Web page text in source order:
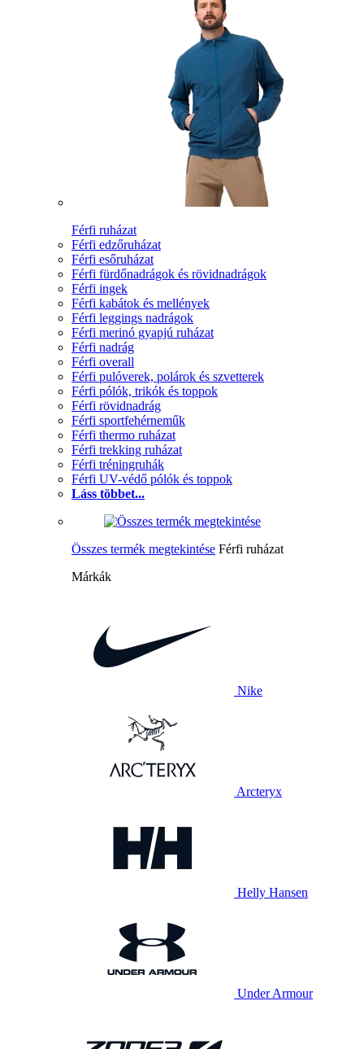
Férfi ruházat
Férfi edzőruházat
Férfi esőruházat
Férfi fürdőnadrágok és rövidnadrágok
Férfi ingek
Férfi kabátok és mellények
Férfi leggings nadrágok
Férfi merinó gyapjú ruházat
Férfi nadrág
Férfi overall
Férfi pulóverek, polárok és szvetterek
Férfi pólók, trikók és toppok
Férfi rövidnadrág
Férfi sportfehérneműk
Férfi thermo ruházat
Férfi trekking ruházat
Férfi tréningruhák
Férfi UV-védő pólók és toppok
Láss többet...
Összes termék megtekintése Férfi ruházat
Márkák
Nike
Arcteryx
Helly Hansen
Under Armour